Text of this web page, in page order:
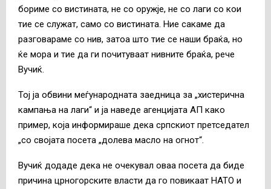
бориме со вистината, не со оружје, не со лаги со кои
тие се служат, само со вистината. Ние сакаме да
разговараме со нив, затоа што тие се наши браќа, но
ќе мора и тие да ги почитуваат нивните браќа, рече
Вучиќ.
Тој ја обвини меѓународната заедница за „хистерична
кампања на лаги“ и ја наведе агенцијата АП како
пример, која информираше дека српскиот претседател
„со својата посета „долева масло на огнот“.
Вучиќ додаде дека не очекувал оваа посета да биде
причина црногорските власти да го повикаат НАТО и